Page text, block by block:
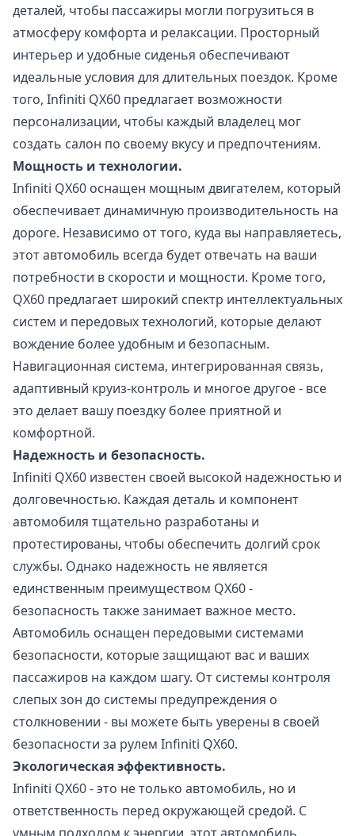
деталей, чтобы пассажиры могли погрузиться в
атмосферу комфорта и релаксации. Просторный
интерьер и удобные сиденья обеспечивают
идеальные условия для длительных поездок. Кроме
того, Infiniti QX60 предлагает возможности
персонализации, чтобы каждый владелец мог
создать салон по своему вкусу и предпочтениям.
Мощность и технологии.
Infiniti QX60 оснащен мощным двигателем, который
обеспечивает динамичную производительность на
дороге. Независимо от того, куда вы направляетесь,
этот автомобиль всегда будет отвечать на ваши
потребности в скорости и мощности. Кроме того,
QX60 предлагает широкий спектр интеллектуальных
систем и передовых технологий, которые делают
вождение более удобным и безопасным.
Навигационная система, интегрированная связь,
адаптивный круиз-контроль и многое другое - все
это делает вашу поездку более приятной и
комфортной.
Надежность и безопасность.
Infiniti QX60 известен своей высокой надежностью и
долговечностью. Каждая деталь и компонент
автомобиля тщательно разработаны и
протестированы, чтобы обеспечить долгий срок
службы. Однако надежность не является
единственным преимуществом QX60 -
безопасность также занимает важное место.
Автомобиль оснащен передовыми системами
безопасности, которые защищают вас и ваших
пассажиров на каждом шагу. От системы контроля
слепых зон до системы предупреждения о
столкновении - вы можете быть уверены в своей
безопасности за рулем Infiniti QX60.
Экологическая эффективность.
Infiniti QX60 - это не только автомобиль, но и
ответственность перед окружающей средой. С